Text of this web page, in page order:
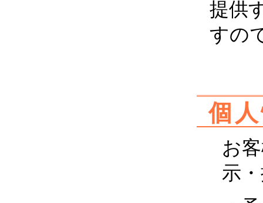
提供
すの
個
お
示